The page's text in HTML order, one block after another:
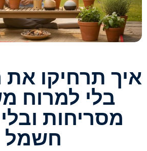
איך תרחיקו את
בלי למרוח
מסריחות
חשמל